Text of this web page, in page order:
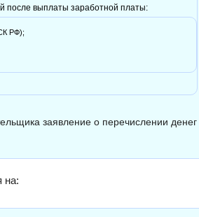
после выплаты заработной платы:
РФ);
заявление о перечислении денег
на: